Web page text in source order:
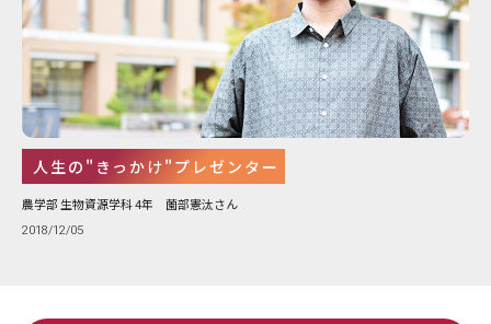
人生の"きっかけ"プレゼンター
農学部 生物資源学科 4年 薗部憲汰さん
2018/12/05